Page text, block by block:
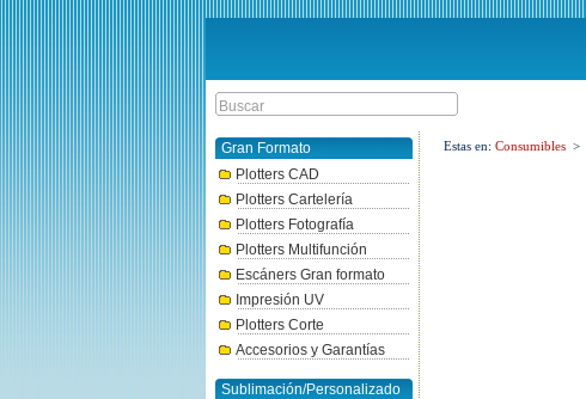
Gran Formato
Plotters CAD
Plotters Cartelería
Plotters Fotografía
Plotters Multifunción
Escáners Gran formato
Impresión UV
Plotters Corte
Accesorios y Garantías
Sublimación/Personalizado
Estas en: Consumibles >